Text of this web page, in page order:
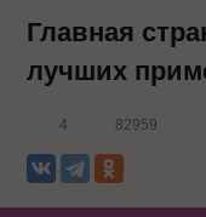
Главная
лучших
4 82959